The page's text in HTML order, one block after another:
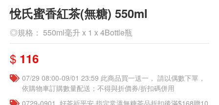
悅氏蜜香紅茶(無糖) 550ml
◎規格： 550ml毫升 x 1 x 4Bottle瓶
$ 116
07/29 08:00-09/01 23:59 此商品買一送一， 請以偶數下單，
依購物車訂購數量配送；不得與折價券/折扣碼併用
​​0729-0901_好茶祈平安 指定常溫無糖茶品折扣後滿$168贈10